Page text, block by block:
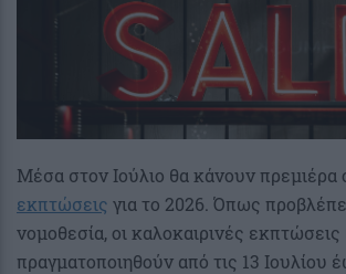
Μέσα στον Ιούλιο θα κάνουν πρεμιέρα
εκπτώσεις για το 2026. Όπως
νομοθεσία, οι καλοκαιρινές εκπτώσεις
πραγματοποιηθούν από τις 13 Ιουλίου